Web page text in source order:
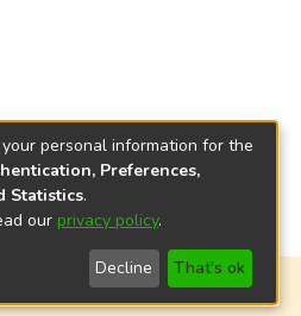
personal information for the
Preferences,
Statistics.
our privacy policy.
Decline That's ok